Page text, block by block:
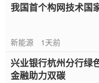
我国首个构网技术国
新能源 1天前
兴业银行杭州分行绿
金融助力双碳